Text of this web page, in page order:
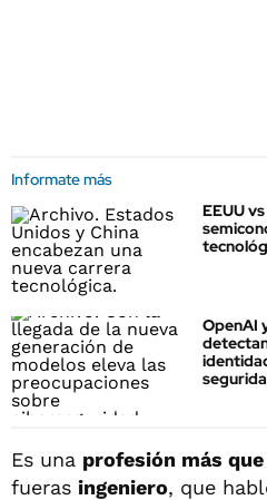
Informate más
EEUU
OpenAI
Es una profesión más
fueras ingeniero, que